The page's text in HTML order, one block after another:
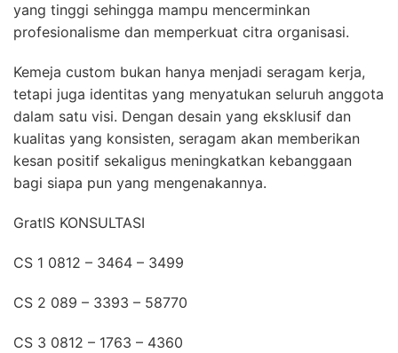
yang tinggi sehingga mampu mencerminkan
profesionalisme dan memperkuat citra organisasi.
Kemeja custom bukan hanya menjadi seragam kerja,
tetapi juga identitas yang menyatukan seluruh anggota
dalam satu visi. Dengan desain yang eksklusif dan
kualitas yang konsisten, seragam akan memberikan
kesan positif sekaligus meningkatkan kebanggaan
bagi siapa pun yang mengenakannya.
GratIS KONSULTASI
CS 1 0812 – 3464 – 3499
CS 2 089 – 3393 – 58770
CS 3 0812 – 1763 – 4360